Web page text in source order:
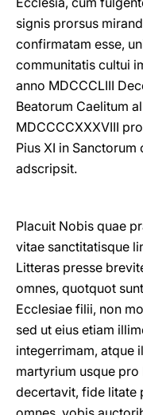
signis prorsus
confirmatam esse,
communitatis cultui
anno MDCCCLIII
Beatorum Caelitum
MDCCCCXXXVIII
Pius XI in
adscripsit.
Placuit Nobis quae
vitae sanctitatisque
Litteras presse
omnes, quotquot
Ecclesiae filii, non
sed ut eius etiam
integerrimam, atque
martyrium usque
decertavit, fide litate